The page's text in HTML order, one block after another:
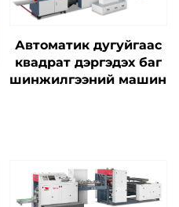
Автоматик дугуйгаас
квадрат дэргэдэх баг
шинжилгээний машин